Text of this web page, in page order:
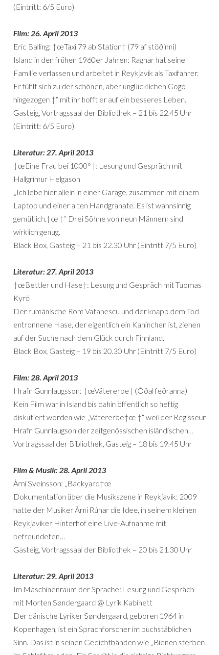
(Eintritt: 6/5 Euro)
Film: 26. April 2013
Eric Balling: †œTaxi 79 ab Station† (79 af stöðinni)
Island in den frühen 1960er Jahren: Ragnar hat seine
Familie verlassen und arbeitet in Reykjavik als Taxifahrer.
Er fühlt sich zu der schönen, aber unglücklichen Gogo
hingezogen †“ mit ihr hofft er auf ein besseres Leben.
Gasteig, Vortragssaal der Bibliothek – 21 bis 22.45 Uhr
(Eintritt: 6/5 Euro)
Literatur: 27. April 2013
†œEine Frau bei 1000°†: Lesung und Gespräch mit
Hallgrímur Helgason
„Ich lebe hier allein in einer Garage, zusammen mit einem
Laptop und einer alten Handgranate. Es ist wahnsinnig
gemütlich.†œ †“ Drei Söhne von neun Männern sind
wirklich genug.
Black Box, Gasteig – 21 bis 22.30 Uhr (Eintritt 7/5 Euro)
Literatur: 27. April 2013
†œBettler und Hase†: Lesung und Gespräch mit Tuomas
Kyrö
Der rumänische Rom Vatanescu und der knapp dem Tod
entronnene Hase, der eigentlich ein Kaninchen ist, ziehen
auf der Suche nach dem Glück durch Finnland.
Black Box, Gasteig – 19 bis 20.30 Uhr (Eintritt 7/5 Euro)
Film: 28. April 2013
Hrafn Gunnlaugsson: †œVätererbe† (Óðal feðranna)
Kein Film war in Island bis dahin öffentlich so heftig
diskutiert worden wie „Vätererbe†œ †“ weil der Regisseur
Hrafn Gunnlaugson der zeitgenössischen isländischen…
Vortragssaal der Bibliothek, Gasteig – 18 bis 19.45 Uhr
Film & Musik: 28. April 2013
Àrni Sveinsson: „Backyard†œ
Dokumentation über die Musikszene in Reykjavík: 2009
hatte der Musiker Àrni Rúnar die Idee, in seinem kleinen
Reykjavíker Hinterhof eine Live-Aufnahme mit
befreundeten…
Gasteig, Vortragssaal der Bibliothek – 20 bis 21.30 Uhr
Literatur: 29. April 2013
Im Maschinenraum der Sprache: Lesung und Gespräch
mit Morten Søndergaard @ Lyrik Kabinett
Der dänische Lyriker Søndergaard, geboren 1964 in
Kopenhagen, ist ein Sprachforscher im buchstäblichen
Sinn. Das ist in seinen Gedichtbänden wie „Bienen sterben